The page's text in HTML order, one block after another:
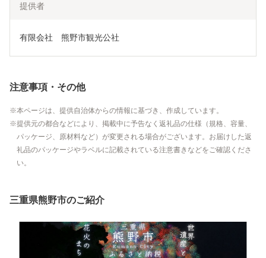
提供者
有限会社　熊野市観光公社
注意事項・その他
本ページは、提供自治体からの情報に基づき、作成しています。
提供元の都合などにより、掲載中に予告なく返礼品の仕様（規格、容量、
パッケージ、原材料など）が変更される場合がございます。お届けした返
礼品のパッケージやラベルに記載されている注意書きなどをご確認くださ
い。
三重県熊野市のご紹介